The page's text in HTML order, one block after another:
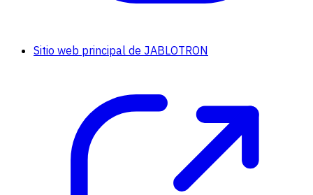
Sitio web principal de JABLOTRON